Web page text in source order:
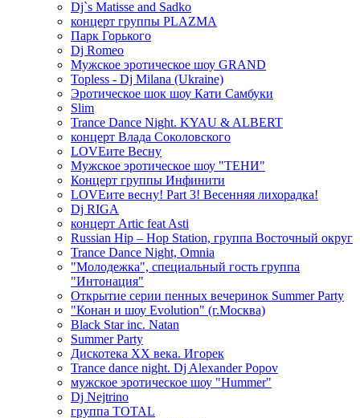
Dj`s Matisse and Sadko
концерт группы PLAZMA
Парк Горького
Dj Romeo
Мужское эротическое шоу GRAND
Topless - Dj Milana (Ukraine)
Эротическое шок шоу Кати Самбуки
Slim
Trance Dance Night. KYAU & ALBERT
концерт Влада Соколовского
LOVEите Весну
Мужское эротическое шоу "ТЕНИ"
Концерт группы Инфинити
LOVEите весну! Part 3! Весенняя лихорадка!
Dj RIGA
концерт Artic feat Asti
Russian Hip – Hop Station, группа Восточный округ
Trance Dance Night, Omnia
"Молодежка", специальный гость группа
"Интонация"
Открытие серии пенных вечеринок Summer Party
"Конан и шоу Evolution" (г.Москва)
Black Star inc. Natan
Summer Party
Дискотека ХХ века. Игорек
Trance dance night. Dj Alexander Popov
мужское эротическое шоу "Hummer"
Dj Nejtrino
группа TOTAL